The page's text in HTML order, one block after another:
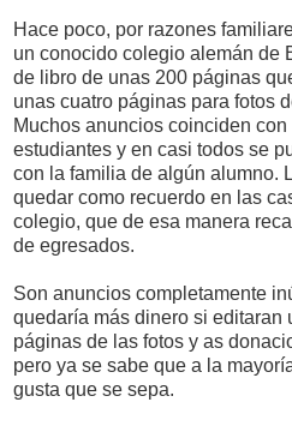
Hace poco, por razones
un conocido colegio alemán de
de libro de unas 200 páginas
unas cuatro páginas para fotos
Muchos anuncios coinciden
estudiantes y en casi todos se
con la familia de algún alumno.
quedar como recuerdo en las
colegio, que de esa manera
de egresados.
Son anuncios completamente
quedaría más dinero si editaran
páginas de las fotos y as
pero ya se sabe que a la
gusta que se sepa.